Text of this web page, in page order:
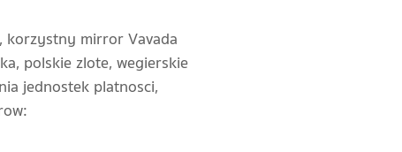
korzystny mirror Vavada
polskie zlote, wegierskie
jednostek platnosci,